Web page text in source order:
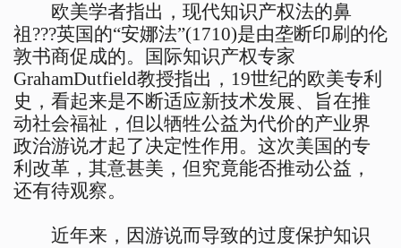
欧美学者指出，现代知识产权法的鼻
祖???英国的“安娜法”(1710)是由垄断印刷的伦
敦书商促成的。国际知识产权专家
GrahamDutfield教授指出，19世纪的欧美专利
史，看起来是不断适应新技术发展、旨在推
动社会福祉，但以牺牲公益为代价的产业界
政治游说才起了决定性作用。这次美国的专
利改革，其意甚美，但究竟能否推动公益，
还有待观察。
近年来，因游说而导致的过度保护知识